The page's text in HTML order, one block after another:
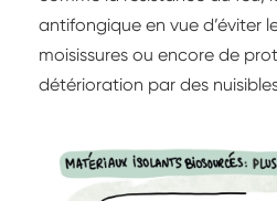
antifongique en vue d’éviter
moisissures ou encore de
détérioration par des